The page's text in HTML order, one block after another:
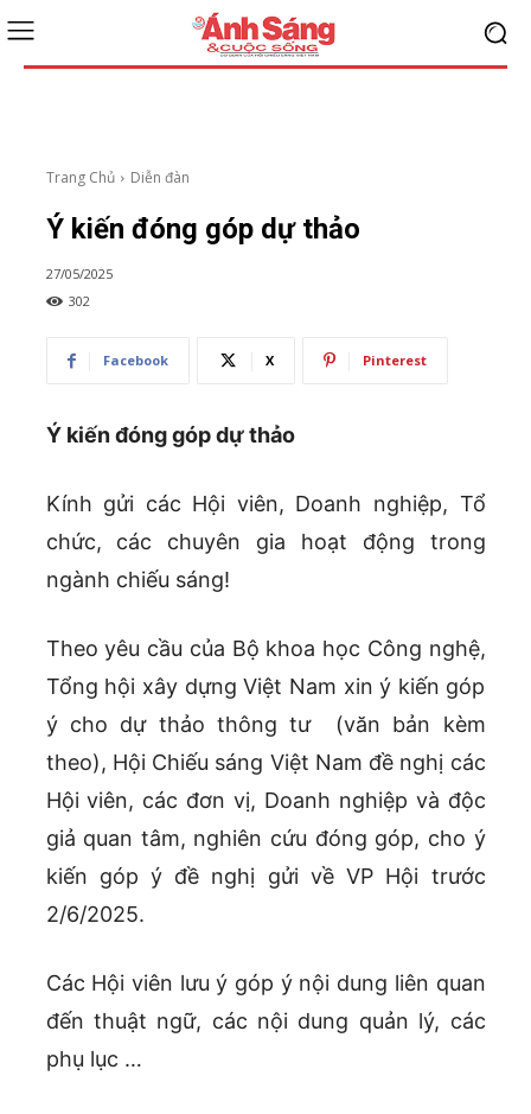
Trang Chủ Diễn đàn
Ý kiến đóng góp dự thảo
27/05/2025
302
Facebook X Pinterest
Ý kiến đóng góp dự thảo
Kính gửi các Hội viên, Doanh nghiệp, Tổ
chức, các chuyên gia hoạt động trong
ngành chiếu sáng!
Theo yêu cầu của Bộ khoa học Công nghệ,
Tổng hội xây dựng Việt Nam xin ý kiến góp
ý cho dự thảo thông tư (văn bản kèm
theo), Hội Chiếu sáng Việt Nam đề nghị các
Hội viên, các đơn vị, Doanh nghiệp và độc
giả quan tâm, nghiên cứu đóng góp, cho ý
kiến góp ý đề nghị gửi về VP Hội trước
2/6/2025.
Các Hội viên lưu ý góp ý nội dung liên quan
đến thuật ngữ, các nội dung quản lý, các
phụ lục …